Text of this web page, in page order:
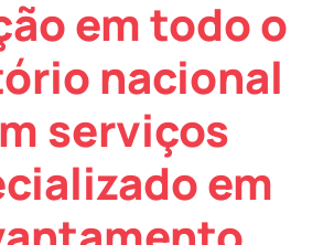
em todo o
nacional
serviços
em